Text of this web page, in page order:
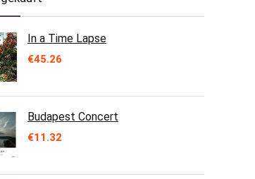
In a Time Lapse
€45.26
Budapest Concert
€11.32